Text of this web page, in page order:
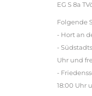
EG S 8a
Folgende
- Hort an
-
Uhr und
-
18:00 Uhr